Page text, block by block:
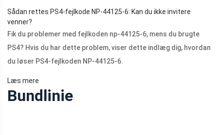
Sådan rettes PS4-fejlkode NP-44125-6: Kan du ikke invitere
venner?
Fik du problemer med fejlkoden np-44125-6, mens du brugte
PS4? Hvis du har dette problem, viser dette indlæg dig, hvordan
du løser PS4-fejlkoden NP-44125-6.
Læs mere
Bundlinie